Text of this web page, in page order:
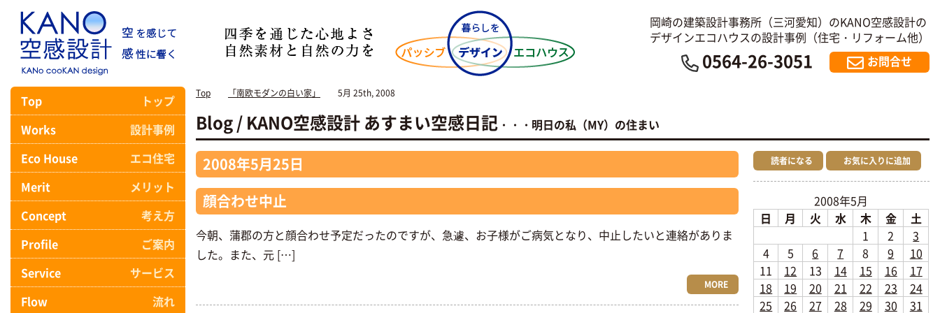
岡崎の建築設計事務所（三河愛知）のKANO空感設計の
デザインエコハウスの設計事例（住宅・リフォーム他）
0564-26-3051 お問合せ
Top
トップ
Works
設計事例
Eco House
エコ住宅
Merit
メリット
Concept
考え方
Profile
ご案内
Service
サービス
Flow
流れ
Top 「南欧モダンの白い家」 5月 25th, 2008
Blog / KANO空感設計 あすまい空感日記 ・・・明日の私（MY）の住まい
2008年5月25日
顔合わせ中止
今朝、蒲郡の方と顔合わせ予定だったのですが、急遽、お子様がご病気となり、中止したいと連絡がありま
した。また、元 […]
MORE
読者になる お気に入りに追加
2008年5月
日
月 火 水 木 金 土
1 2
3
4
5 6 7 8 9
10
11
12 13 14 15 16
17
18
19 20 21 22 23
24
25
26 27 28 29 30 31